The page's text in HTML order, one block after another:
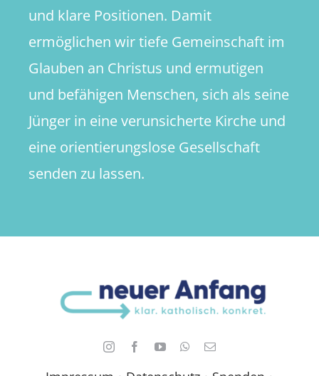
und klare Positionen. Damit
ermöglichen wir tiefe Gemeinschaft im
Glauben an Christus und ermutigen
und befähigen Menschen, sich als seine
Jünger in eine verunsicherte Kirche und
eine orientierungslose Gesellschaft
senden zu lassen.